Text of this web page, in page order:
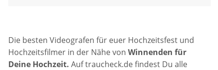
Die besten Videografen für euer Hochzeitsfest und
Hochzeitsfilmer in der Nähe vonWinnenden für
Deine Hochzeit.Auf traucheck.de findest Du alle